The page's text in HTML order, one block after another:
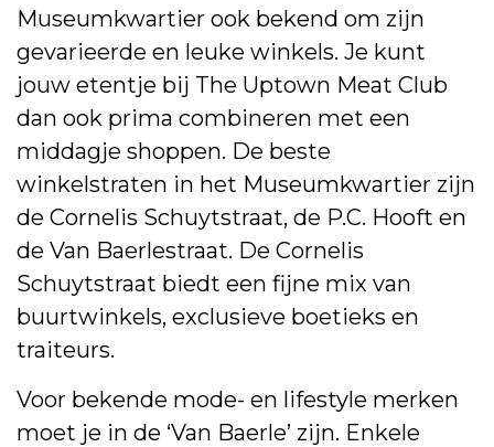
Museumkwartier ook bekend om zijn
gevarieerde en leuke winkels. Je kunt
jouw etentje bij The Uptown Meat Club
dan ook prima combineren met een
middagje shoppen. De beste
winkelstraten in het Museumkwartier zijn
de Cornelis Schuytstraat, de P.C. Hooft en
de Van Baerlestraat. De Cornelis
Schuytstraat biedt een fijne mix van
buurtwinkels, exclusieve boetieks en
traiteurs.
Voor bekende mode- en lifestyle merken
moet je in de ‘Van Baerle’ zijn. Enkele